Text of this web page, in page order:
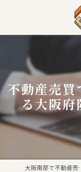
不動産売
る大阪府
大阪南部で